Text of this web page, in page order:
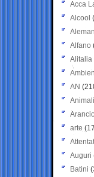
Acca
Alcool
Alfano
Alitalia
AN
Animali
arte
Auguri
Batini